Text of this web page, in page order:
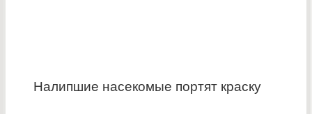
Налипшие насекомые портят краску